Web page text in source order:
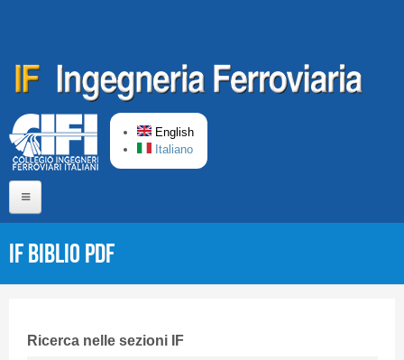
English
Italiano
Short presentation CIFI
IF Biblio PDF
Ricerca nelle sezioni IF